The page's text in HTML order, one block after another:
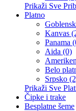
Prikaži Sve
Platno
Kanvas
Panama
Aida (0)
Belo
Srpsko
Prikaži Sve
Čipke i trake
Besplatne šeme